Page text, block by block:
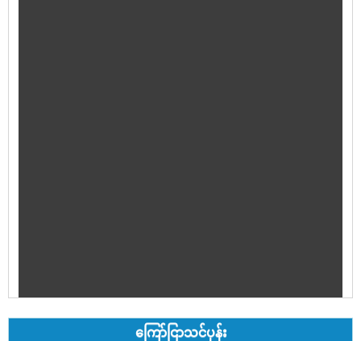
ကြော်ငြာသင်ပုန်း